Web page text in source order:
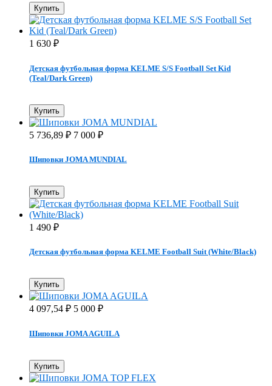
Купить
1 630 ₽
Детская футбольная форма KELME S/S Football Set Kid
(Teal/Dark Green)
Купить
5 736,89 ₽ 7 000 ₽
Шиповки JOMA MUNDIAL
Купить
1 490 ₽
Детская футбольная форма KELME Football Suit (White/Black)
Купить
4 097,54 ₽ 5 000 ₽
Шиповки JOMA AGUILA
Купить